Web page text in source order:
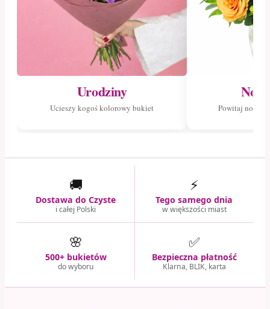
Urodziny
Ucieszy kogoś kolorowy bukiet Powitaj
🚚
Dostawa do Czyste
i całej Polski
⚡
Tego samego dnia
w większości miast
🌸
500+ bukietów
do wyboru
✅
Bezpieczna płatność
Klarna, BLIK, karta